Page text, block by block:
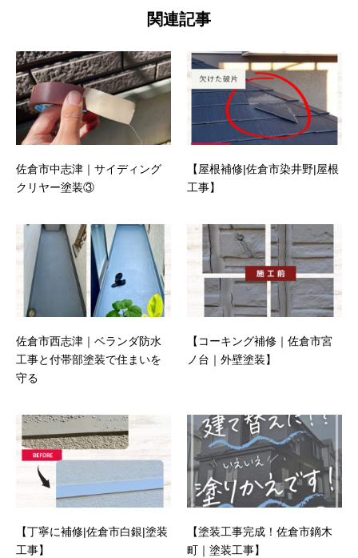
関連記事
佐倉市中志津｜サイディング
クリヤー塗装③
【屋根補修|佐倉市染井野|屋根
工事】
佐倉市西志津｜ベランダ防水
工事と付帯部塗装で住まいを
守る
【コーキング補修｜佐倉市宮
ノ台｜外壁塗装】
【丁寧に補修|佐倉市白銀|塗装
工事】
【塗装工事完成！佐倉市鏑木
町｜塗装工事】